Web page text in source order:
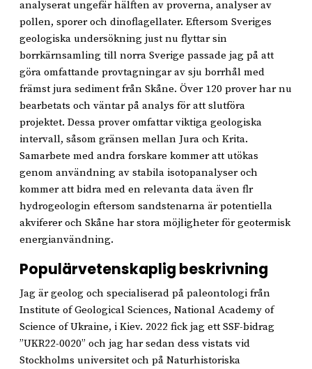
analyserat ungefär hälften av proverna, analyser av
pollen, sporer och dinoflagellater. Eftersom Sveriges
geologiska undersökning just nu flyttar sin
borrkärnsamling till norra Sverige passade jag på att
göra omfattande provtagningar av sju borrhål med
främst jura sediment från Skåne. Över 120 prover har nu
bearbetats och väntar på analys för att slutföra
projektet. Dessa prover omfattar viktiga geologiska
intervall, såsom gränsen mellan Jura och Krita.
Samarbete med andra forskare kommer att utökas
genom användning av stabila isotopanalyser och
kommer att bidra med en relevanta data även flr
hydrogeologin eftersom sandstenarna är potentiella
akviferer och Skåne har stora möjligheter för geotermisk
energianvändning.
Populärvetenskaplig beskrivning
Jag är geolog och specialiserad på paleontologi från
Institute of Geological Sciences, National Academy of
Science of Ukraine, i Kiev. 2022 fick jag ett SSF-bidrag
”UKR22-0020” och jag har sedan dess vistats vid
Stockholms universitet och på Naturhistoriska